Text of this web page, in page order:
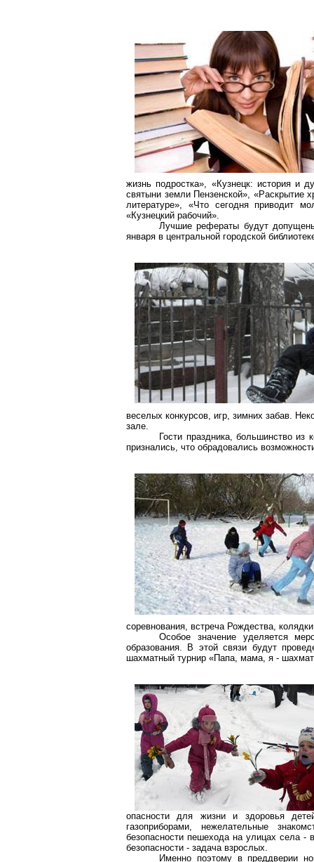
жизнь подростка», «Кузнецк: история и
святыни земли Пензенской», «Раскрытие
литературе», «Что сегодня приводит
«Кузнецкий рабочий».
Лучшие рефераты будут
января в центральной городской
веселых конкурсов, игр, зимних забав.
зале.
Гости праздника, большинство из
признались, что обрадовались
соревнования, встреча Рождества,
Особое значение уделяется
образования.
В этой связи будут
шахматный турнир «Папа, мама, я -
опасности для жизни и здоровья
газоприборами, нежелательные
безопасности пешехода на улицах села -
безопасности - задача взрослых.
Именно поэтому в преддверии